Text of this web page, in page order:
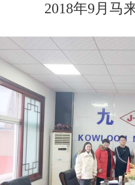
场
动
态
联
系
郑
龙
2018年9月马